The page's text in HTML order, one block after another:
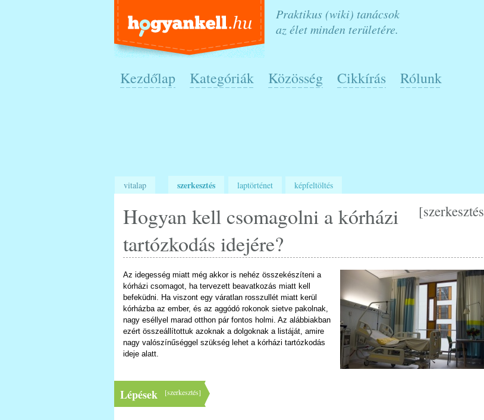
Praktikus (wiki) tanácsok
az élet minden területére.
Kezdőlap Kategóriák Közösség Cikkírás Rólunk
vitalap szerkesztés laptörténet képfeltöltés
[szerkesztés
Hogyan kell csomagolni a kórházi
tartózkodás idejére?
Az idegesség miatt még akkor is nehéz összekészíteni a
kórházi csomagot, ha tervezett beavatkozás miatt kell
befeküdni. Ha viszont egy váratlan rosszullét miatt kerül
kórházba az ember, és az aggódó rokonok sietve pakolnak,
nagy eséllyel marad otthon pár fontos holmi. Az alábbiakban
ezért összeállítottuk azoknak a dolgoknak a listáját, amire
nagy valószínűséggel szükség lehet a kórházi tartózkodás
ideje alatt.
[szerkesztés]
Lépések